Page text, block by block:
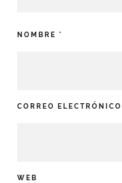
NOMBRE *
CORREO ELECTRÓNICO
WEB